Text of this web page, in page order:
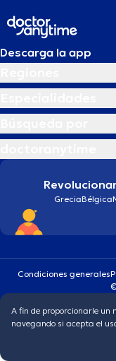
Descarga la app
GreciaBélgica
Condiciones generales
A fin de proporcionarle un
navegando si acepta el